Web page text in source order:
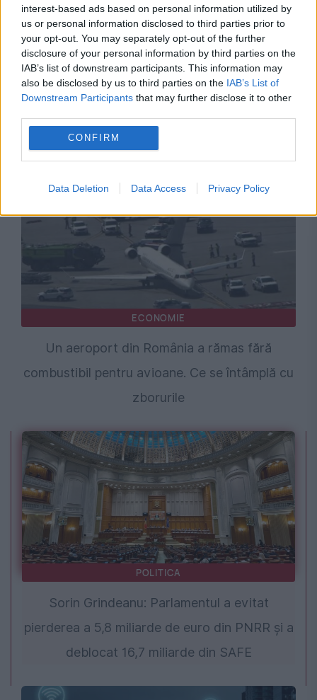
interest-based ads based on personal information utilized by
us or personal information disclosed to third parties prior to
your opt-out. You may separately opt-out of the further
disclosure of your personal information by third parties on the
IAB’s list of downstream participants. This information may
also be disclosed by us to third parties on the IAB’s List of
Downstream Participants that may further disclose it to other
CONFIRM
Data Deletion Data Access Privacy Policy
INTERNATIONAL
Anchetă de contraterorism după incidentul
grav de pe aeroportul Leipzig/Halle. Explozibili
de calitate militară, găsiți pe o dronă
ECONOMIE
Un aeroport din România a rămas fără
combustibil pentru avioane. Ce se întâmplă cu
zborurile
POLITICA
Sorin Grindeanu: Parlamentul a evitat
pierderea a 5,8 miliarde de euro din PNRR și a
deblocat 16,7 miliarde din SAFE